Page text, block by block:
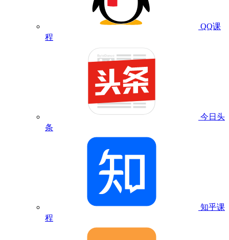
QQ课
程
今日头
条
知乎课
程